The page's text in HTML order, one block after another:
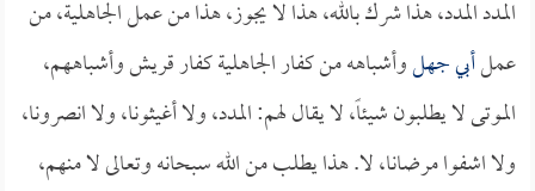
المدد المدد، هذا شرك بالله، هذا لا يجوز، هذا من عمل الجاهلية، من
عملأبي جهلوأشباهه من كفار الجاهلية كفار قريش وأشباههم،
الموتى لا يطلبون شيئاً، لا يقال لهم: المدد، ولا أغيثونا، ولا انصرونا،
ولا اشفوا مرضانا، لا. هذا يطلب من الله سبحانه وتعالى لا منهم،